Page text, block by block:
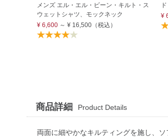
メンズ エル・エル・ビーン・キルト・ス
ウェットシャツ、モックネック
¥ 6,600 ～ ¥ 16,500 （税込）
¥
商品詳細 Product Details
両面に細やかなキルティングを施し、